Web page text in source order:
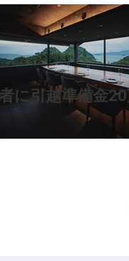
に引越準備金